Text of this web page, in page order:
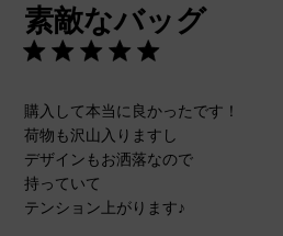
素敵なバッグ
購入して本当に良かったです！
荷物も沢山入りますし
デザインもお洒落なので
持っていて
テンション上がります♪